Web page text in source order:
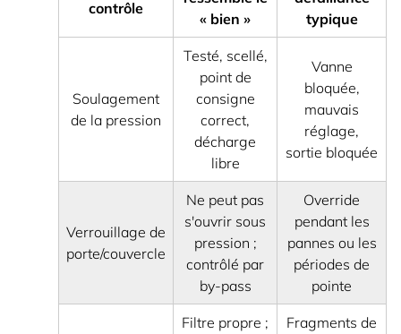
contrôle
« bien »
typique
Soulagement
de la pression
Testé, scellé,
point de
consigne
correct,
décharge
libre
Vanne
bloquée,
mauvais
réglage,
sortie bloquée
Verrouillage de
porte/couvercle
Ne peut pas
s'ouvrir sous
pression ;
contrôlé par
by-pass
Override
pendant les
pannes ou les
périodes de
pointe
Filtre propre ;
Fragments de